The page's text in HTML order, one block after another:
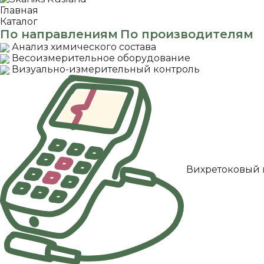
Главная
Каталог
По направлениям По производителям
Анализ химического состава
Весоизмерительное оборудование
Визуально-измерительный контроль
Вихретоковый